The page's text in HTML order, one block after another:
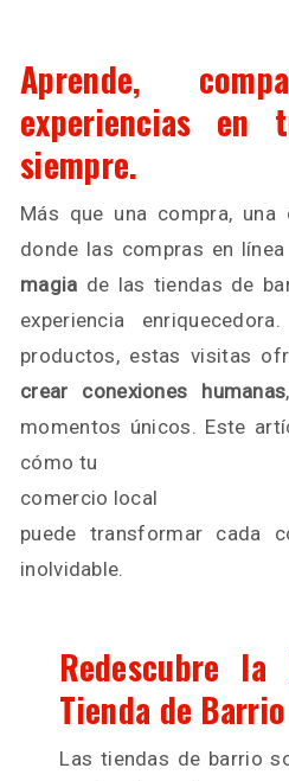
Aprende,
experiencias en
siempre.
Más que una compra, una
donde las compras en línea
magia de las tiendas de
experiencia
productos, estas visitas
crear conexiones humanas
momentos únicos. Este
cómo tu
comercio local
puede transformar cada
inolvidable.
Redescubre
Tienda de Barrio
Las tiendas de barrio